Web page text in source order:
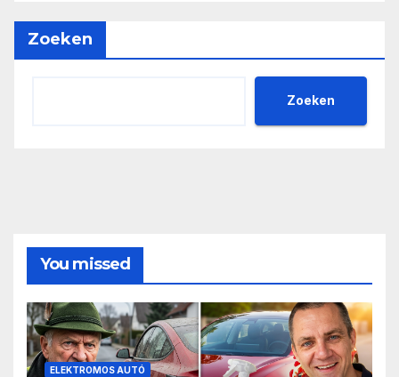
Zoeken
Zoeken
You missed
ELEKTROMOS AUTÓ